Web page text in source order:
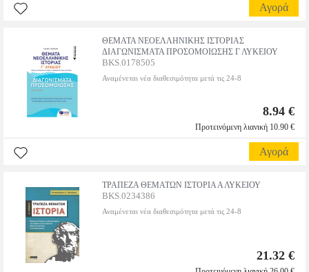
Αγορά
ΘΕΜΑΤΑ ΝΕΟΕΛΛΗΝΙΚΗΣ ΙΣΤΟΡΙΑΣ
ΔΙΑΓΩΝΙΣΜΑΤΑ ΠΡΟΣΟΜΟΙΩΣΗΣ Γ ΛΥΚΕΙΟΥ
BKS.0178505
Αναμένεται νέα διαθεσιμότητα μετά τις 24-8
8.94 €
Προτεινόμενη λιανική 10.90 €
Αγορά
ΤΡΑΠΕΖΑ ΘΕΜΑΤΩΝ ΙΣΤΟΡΙΑ Α ΛΥΚΕΙΟΥ
BKS.0234386
Αναμένεται νέα διαθεσιμότητα μετά τις 24-8
21.32 €